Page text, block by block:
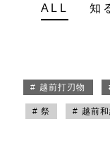
ALL 知
# 越前打刃物
# 祭 # 越前和